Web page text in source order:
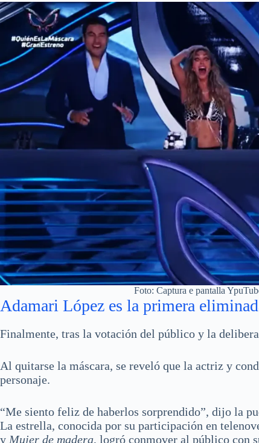
Foto: Captura e pantalla
Adamari López es la primera
Finalmente, tras la votación del público y la
Al quitarse la máscara, se reveló que la actriz y
personaje.
“Me siento feliz de haberlos sorprendido”, dijo la
La estrella, conocida por su participación en
y Mujer de madera, logró conmover al público con